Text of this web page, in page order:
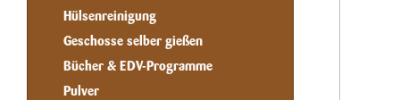
Hülsenreinigung
Geschosse selber gießen
Bücher & EDV-Programme
Pulver